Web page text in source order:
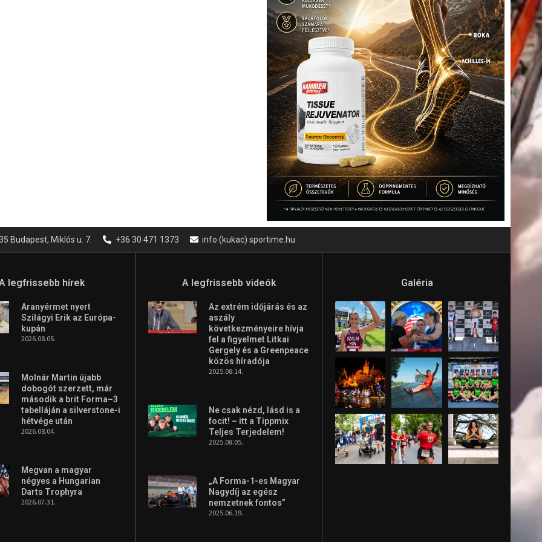
Budapest, Miklós u. 7. +36 30 471 1373 info (kukac) sportime.hu
legfrissebb hírek
Aranyérmet nyert
Szilágyi Erik az Európa-
kupán
2026.08.05.
Molnár Martin újabb
dobogót szerzett, már
második a brit Forma–3
tabelláján a silverstone-i
hétvége után
2026.08.04.
Megvan a magyar
négyes a Hungarian
Darts Trophyra
2026.07.31.
A legfrissebb videók
Az extrém időjárás és az
aszály
következményeire hívja
fel a figyelmet Litkai
Gergely és a Greenpeace
közös híradója
2025.08.14.
Ne csak nézd, lásd is a
focit! – itt a Tippmix
Teljes Terjedelem!
2025.08.05.
„A Forma-1-es Magyar
Nagydíj az egész
nemzetnek fontos”
2025.06.19.
Galéria